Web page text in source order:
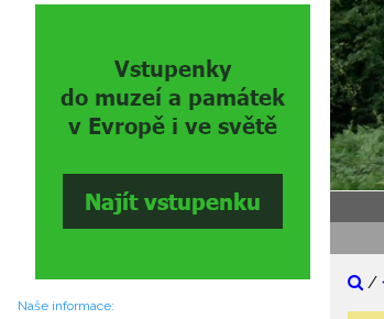
Naše informace:
/